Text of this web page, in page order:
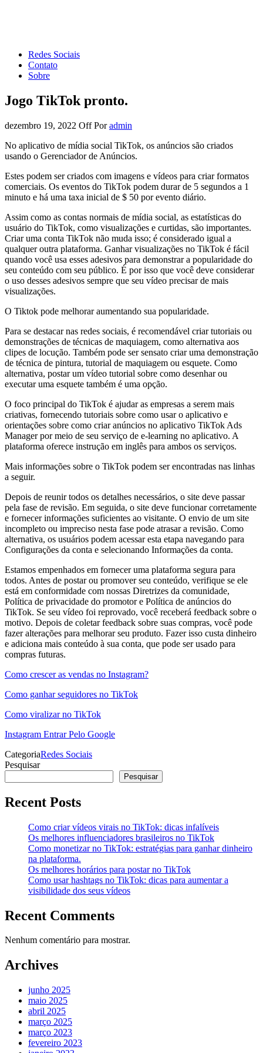
Redes Sociais
Contato
Sobre
Jogo TikTok pronto.
dezembro 19, 2022 OffPor admin
No aplicativo de mídia social TikTok, os anúncios são criados
usando o Gerenciador de Anúncios.
Estes podem ser criados com imagens e vídeos para criar formatos
comerciais. Os eventos do TikTok podem durar de 5 segundos a 1
minuto e há uma taxa inicial de $ 50 por evento diário.
Assim como as contas normais de mídia social, as estatísticas do
usuário do TikTok, como visualizações e curtidas, são importantes.
Criar uma conta TikTok não muda isso; é considerado igual a
qualquer outra plataforma. Ganhar visualizações no TikTok é fácil
quando você usa esses adesivos para demonstrar a popularidade do
seu conteúdo com seu público. É por isso que você deve considerar
o uso desses adesivos sempre que seu vídeo precisar de mais
visualizações.
O Tiktok pode melhorar aumentando sua popularidade.
Para se destacar nas redes sociais, é recomendável criar tutoriais ou
demonstrações de técnicas de maquiagem, como alternativa aos
clipes de locução. Também pode ser sensato criar uma demonstração
de técnica de pintura, tutorial de maquiagem ou esquete. Como
alternativa, postar um vídeo tutorial sobre como desenhar ou
executar uma esquete também é uma opção.
O foco principal do TikTok é ajudar as empresas a serem mais
criativas, fornecendo tutoriais sobre como usar o aplicativo e
orientações sobre como criar anúncios no aplicativo TikTok Ads
Manager por meio de seu serviço de e-learning no aplicativo. A
plataforma oferece instrução em inglês para ambos os serviços.
Mais informações sobre o TikTok podem ser encontradas nas linhas
a seguir.
Depois de reunir todos os detalhes necessários, o site deve passar
pela fase de revisão. Em seguida, o site deve funcionar corretamente
e fornecer informações suficientes ao visitante. O envio de um site
incompleto ou impreciso nesta fase pode atrasar a revisão. Como
alternativa, os usuários podem acessar esta etapa navegando para
Configurações da conta e selecionando Informações da conta.
Estamos empenhados em fornecer uma plataforma segura para
todos. Antes de postar ou promover seu conteúdo, verifique se ele
está em conformidade com nossas Diretrizes da comunidade,
Política de privacidade do promotor e Política de anúncios do
TikTok. Se seu vídeo foi reprovado, você receberá feedback sobre o
motivo. Depois de coletar feedback sobre suas compras, você pode
fazer alterações para melhorar seu produto. Fazer isso custa dinheiro
e adiciona mais conteúdo à sua conta, que pode ser usado para
compras futuras.
Como crescer as vendas no Instagram?
Como ganhar seguidores no TikTok
Como viralizar no TikTok
Instagram Entrar Pelo Google
CategoriaRedes Sociais
Pesquisar
Pesquisar
Recent Posts
Como criar vídeos virais no TikTok: dicas infalíveis
Os melhores influenciadores brasileiros no TikTok
Como monetizar no TikTok: estratégias para ganhar dinheiro
na plataforma.
Os melhores horários para postar no TikTok
Como usar hashtags no TikTok: dicas para aumentar a
visibilidade dos seus vídeos
Recent Comments
Nenhum comentário para mostrar.
Archives
junho 2025
maio 2025
abril 2025
março 2025
março 2023
fevereiro 2023